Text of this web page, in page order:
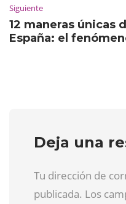
Siguiente
12 maneras únicas
España: el
Deja una
Tu dirección de
publicada. Los